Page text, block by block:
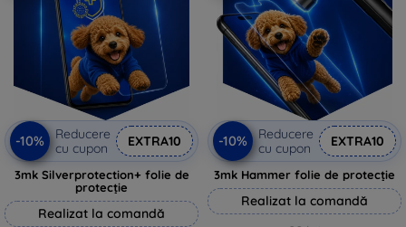
-10%
Reducere
cu cupon
EXTRA10
3mk Silverprotection+ folie de
protecție
Realizat la comandă
-10%
Reducere
cu cupon
EXTRA10
3mk Hammer folie de protecție
Realizat la comandă